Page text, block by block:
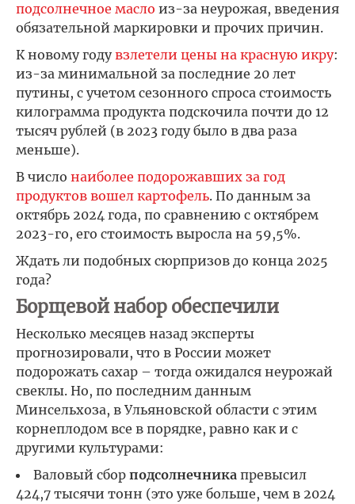
подсолнечное масло из-за неурожая, введения
обязательной маркировки и прочих причин.
К новому годувзлетели цены на красную икру:
из-за минимальной за последние 20 лет
путины, с учетом сезонного спроса стоимость
килограмма продукта подскочила почти до 12
тысяч рублей (в 2023 году было в два раза
меньше).
В число наиболее подорожавших за год
продуктов вошел картофель. По данным за
октябрь 2024 года, по сравнению с октябрем
2023-го, его стоимость выросла на 59,5%.
Ждать ли подобных сюрпризов до конца 2025
года?
Борщевой набор обеспечили
Несколько месяцев назад эксперты
прогнозировали, что в России может
подорожать сахар – тогда ожидался неурожай
свеклы. Но, по последним данным
Минсельхоза, в Ульяновской области с этим
корнеплодом все в порядке, равно как и с
другими культурами:
Валовый сбор подсолнечника превысил
424,7 тысячи тонн (это уже больше, чем в 2024